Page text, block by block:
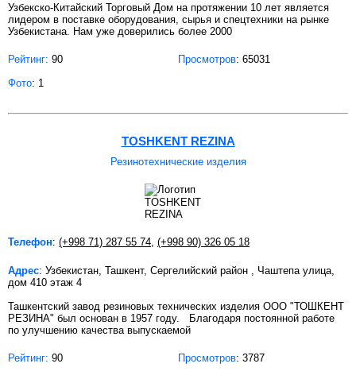
Узбекско-Китайский Торговый Дом на протяжении 10 лет является
лидером в поставке оборудования, сырья и спецтехники на рынке
Узбекистана. Нам уже доверились более 2000
Рейтинг: 90 Просмотров: 65031
Фото: 1
TOSHKENT REZINA
Резинотехнические изделия
Телефон: (+998 71) 287 55 74 (+998 90) 326 05 18
Адрес: Узбекистан, Ташкент, Сергелийский район , Чаштепа улица,
дом 410 этаж 4
Ташкентский завод резиновых технических изделия OOO "ТОШКЕНТ
РЕЗИНА" был основан в 1957 году. Благодаря постоянной работе
по улучшению качества выпускаемой
Рейтинг: 90 Просмотров: 3787